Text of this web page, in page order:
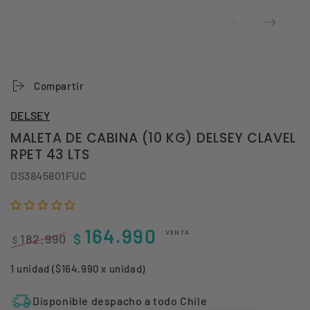
Compartir
DELSEY
MALETA DE CABINA (10 KG) DELSEY CLAVEL
RPET 43 LTS
DS3845801FUC
regular
$ 182.990
de
$ 164.990 VENTA
1 unidad ($164.990 x unidad)
Disponible despacho a todo Chile